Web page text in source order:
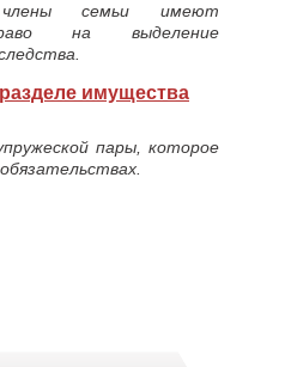
члены семьи имеют
на выделение
имущества
пары, которое